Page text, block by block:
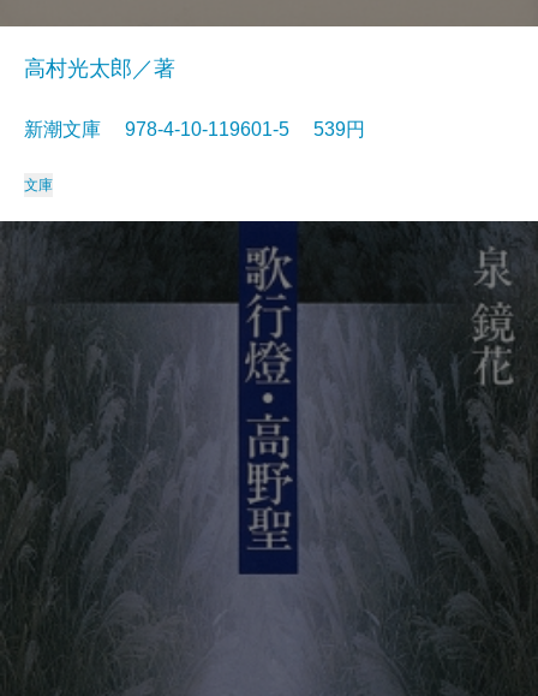
高村光太郎／著
新潮文庫 978-4-10-119601-5 539円
文庫